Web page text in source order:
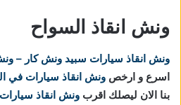
ونش انقاذ السواح
ونش انقاذ سيارات سبيد ونش كار – ونش
اسرع و ارخص ونش انقاذ سيارات في
بنا الان ليصلك اقرب ونش انقاذ